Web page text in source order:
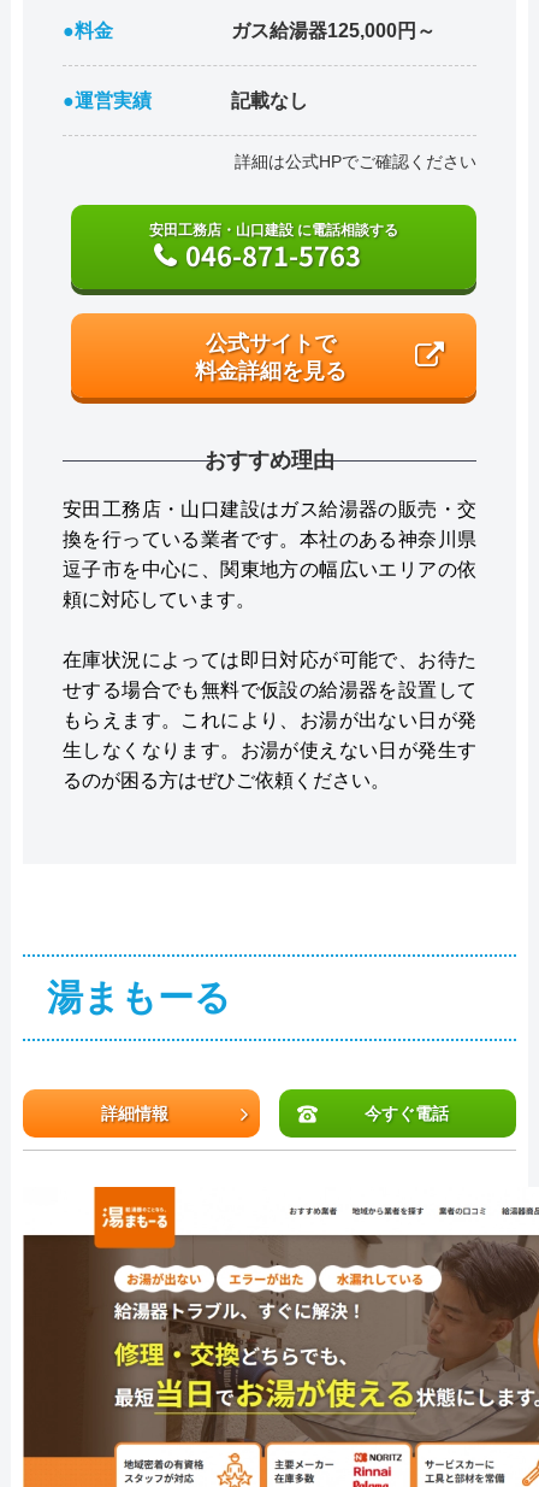
●料金 ガス給湯器125,000円～
●運営実績 記載なし
詳細は公式HPでご確認ください
安田工務店・山口建設 に電話相談する
046-871-5763
公式サイトで
料金詳細を見る
おすすめ理由
安田工務店・山口建設はガス給湯器の販売・交
換を行っている業者です。本社のある神奈川県
逗子市を中心に、関東地方の幅広いエリアの依
頼に対応しています。
在庫状況によっては即日対応が可能で、お待た
せする場合でも無料で仮設の給湯器を設置して
もらえます。これにより、お湯が出ない日が発
生しなくなります。お湯が使えない日が発生す
るのが困る方はぜひご依頼ください。
湯まもーる
詳細情報 今すぐ電話